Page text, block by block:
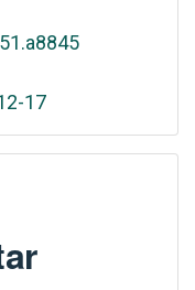
17